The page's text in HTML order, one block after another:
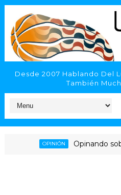
Desde 2007 Hablando Del
También
Opinando sobre la